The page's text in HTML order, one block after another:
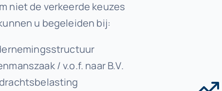
niet de verkeerde keuzes
u begeleiden bij:
/ v.o.f. naar B.V.